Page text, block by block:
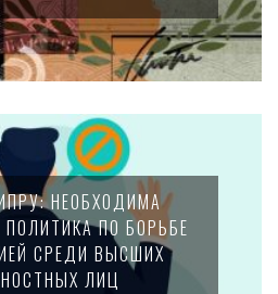
НЕОБХОДИМА
ПО БОРЬБЕ
СРЕДИ ВЫСШИХ
ЛИЦ